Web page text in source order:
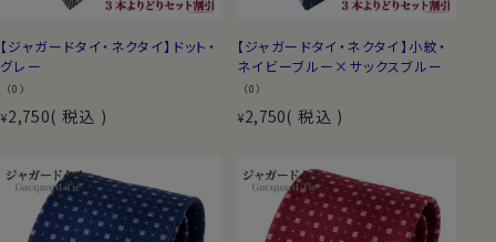
【ジャガードタイ・ネクタイ】ドット・
グレー
（0）
¥2,750 税込
【ジャガードタイ・ネクタイ】小紋・
ネイビーブルー×サックスブルー
（0）
¥2,750 税込